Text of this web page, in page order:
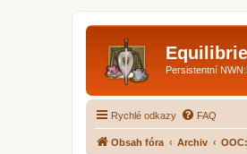
Equilibrie
Persistentní
Rychlé odkazy FAQ
Obsah fóra Archiv